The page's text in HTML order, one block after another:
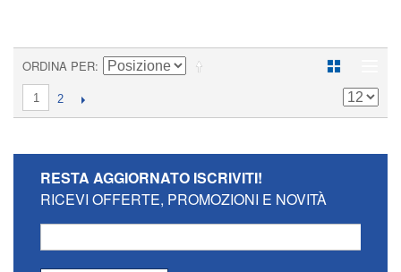
ORDINA PER
1 2
RESTA AGGIORNATO ISCRIVITI!
RICEVI OFFERTE, PROMOZIONI E NOVITÀ